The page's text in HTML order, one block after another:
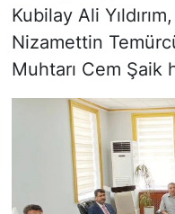
Kubilay Ali
Nizamettin
Muhtarı Cem Şaik